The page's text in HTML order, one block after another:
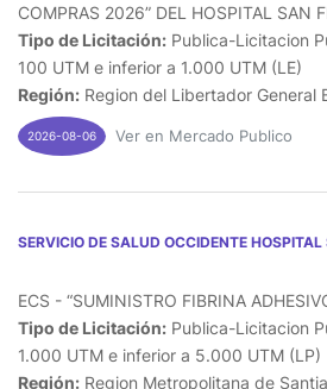
COMPRAS 2026” DEL HOSPITAL SAN
Tipo de Licitación: Publica-Licitacion
100 UTM e inferior a 1.000 UTM (LE)
Región: Region del Libertador General
2026-08-06 Ver en Mercado Publico
SERVICIO DE SALUD OCCIDENTE
ECS - “SUMINISTRO FIBRINA
Tipo de Licitación: Publica-Licitacion
1.000 UTM e inferior a 5.000 UTM (LP)
Región: Region Metropolitana de